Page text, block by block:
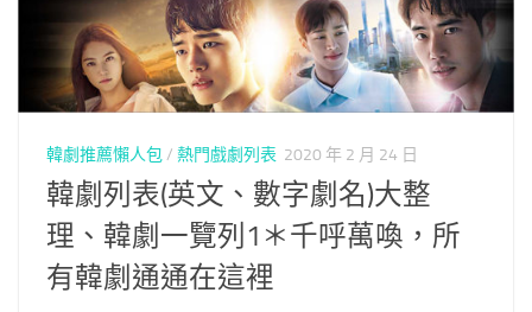
韓劇推薦懶人包/ 熱門戲劇列表 2020 年 2 月 24 日
韓劇列表(英文、數字劇名)大整
理、韓劇一覽列1＊千呼萬喚，所
有韓劇通通在這裡